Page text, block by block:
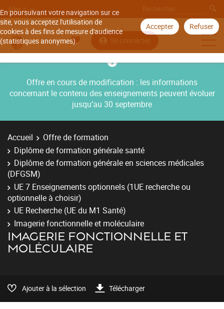
En poursuivant votre navigation sur ce
site, vous acceptez l'utilisation de
cookies à des fins de mesure d'audience
(statistiques anonymes).
Accepter Refuser
Aller à
Se connecter
Offre en cours de modification : les informations
concernant le contenu des enseignements peuvent évoluer
jusqu’au 30 septembre
Accueil
Offre de formation
Diplôme de formation générale santé
Diplôme de formation générale en sciences médicales
(DFGSM)
UE 7 Enseignements optionnels (1UE recherche ou
optionnelle à choisir)
UE Recherche (UE du M1 Santé)
Imagerie fonctionnelle et moléculaire
IMAGERIE FONCTIONNELLE ET
MOLÉCULAIRE
Ajouter à la sélection Télécharger